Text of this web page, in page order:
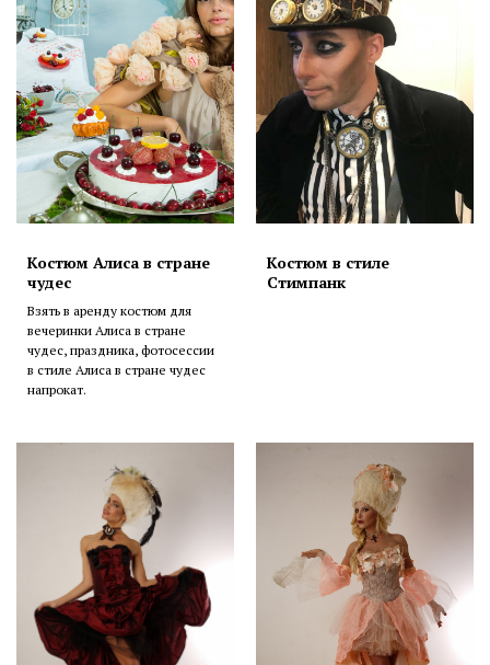
Костюм Алиса в стране
чудес
Взять в аренду костюм для
вечеринки Алиса в стране
чудес, праздника, фотосессии
в стиле Алиса в стране чудес
напрокат.
Костюм в стиле
Стимпанк